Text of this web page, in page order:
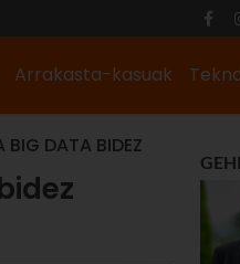
Arrakasta-kasuak
BIG DATA BIDEZ